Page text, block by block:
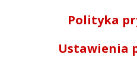
Polityka
Ustawienia